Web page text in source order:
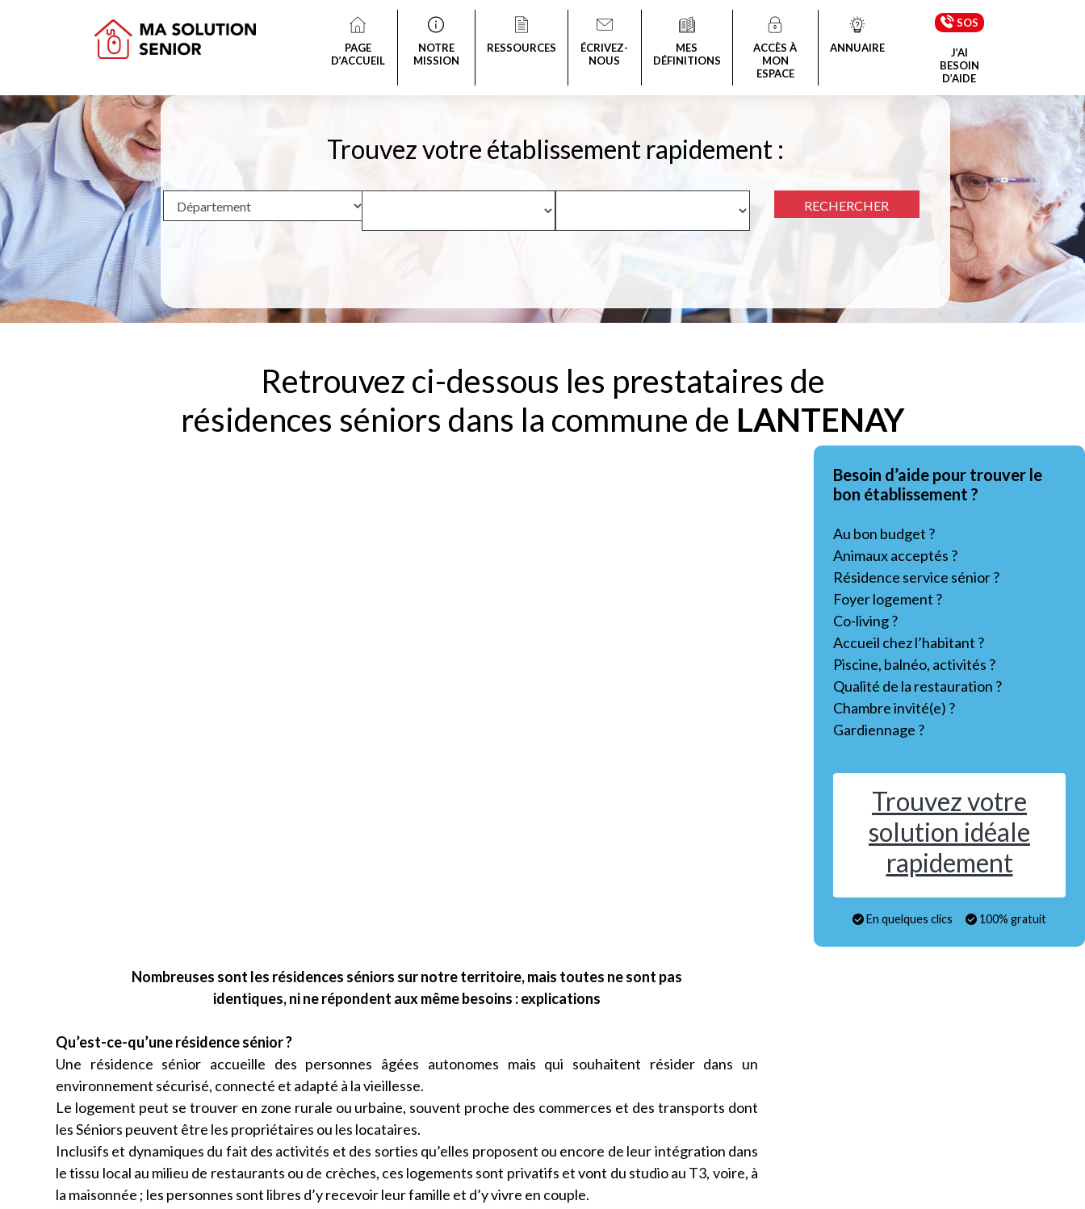
PAGE
D’ACCUEIL
NOTRE
MISSION
RESSOURCES
ÉCRIVEZ-
NOUS
MES
DÉFINITIONS
ACCÈS À
MON
ESPACE
ANNUAIRE
SOS
J’AI
BESOIN
D’AIDE
Trouvez votre établissement rapidement :
RECHERCHER
Retrouvez ci-dessous les prestataires de
résidences séniors dans la commune de LANTENAY
Besoin d’aide pour trouver le
bon établissement ?
Au bon budget ?
Animaux acceptés ?
Résidence service sénior ?
Foyer logement ?
Co-living ?
Accueil chez l’habitant ?
Piscine, balnéo, activités ?
Qualité de la restauration ?
Chambre invité(e) ?
Gardiennage ?
Trouvez votre
solution idéale
rapidement
En quelques clics 100% gratuit
Nombreuses sont les résidences séniors sur notre territoire, mais toutes ne sont pas
identiques, ni ne répondent aux même besoins : explications
Qu’est-ce-qu’une résidence sénior ?
Une résidence sénior accueille des personnes âgées autonomes mais qui souhaitent résider dans un
environnement sécurisé, connecté et adapté à la vieillesse.
Le logement peut se trouver en zone rurale ou urbaine, souvent proche des commerces et des transports dont
les Séniors peuvent être les propriétaires ou les locataires.
Inclusifs et dynamiques du fait des activités et des sorties qu’elles proposent ou encore de leur intégration dans
le tissu local au milieu de restaurants ou de crèches, ces logements sont privatifs et vont du studio au T3, voire, à
la maisonnée ; les personnes sont libres d’y recevoir leur famille et d’y vivre en couple.